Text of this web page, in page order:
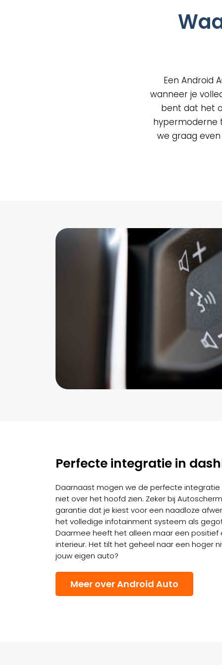
de
Een Android
wanneer je
bent dat het
hypermoderne
we graag
Perfecte integratie in
Daarnaast mogen we de perfecte
niet over het hoofd zien. Zeker bij
garantie dat je kiest voor een naadloze
het volledige infotainment systeem als
Daarmee heeft het alleen maar een
interieur. Het tilt het geheel naar een hoger
jouw eigen auto?
Meer over Android Auto